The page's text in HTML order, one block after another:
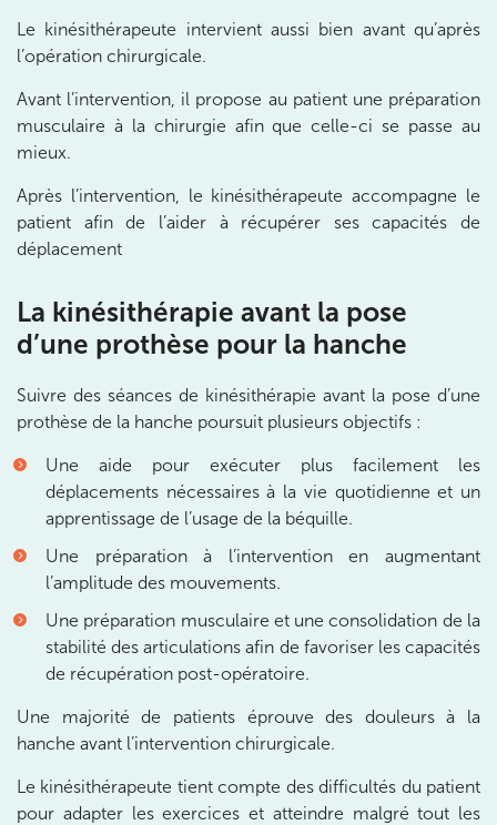
Le kinésithérapeute intervient aussi bien avant qu’après
l’opération chirurgicale.
Avant l’intervention, il propose au patient une préparation
musculaire à la chirurgie afin que celle-ci se passe au
mieux.
Après l’intervention, le kinésithérapeute accompagne le
patient afin de l’aider à récupérer ses capacités de
déplacement
La kinésithérapie avant la pose
d’une prothèse pour la hanche
Suivre des séances de kinésithérapie avant la pose d’une
prothèse de la hanche poursuit plusieurs objectifs :
Une aide pour exécuter plus facilement les
déplacements nécessaires à la vie quotidienne et un
apprentissage de l’usage de la béquille.
Une préparation à l’intervention en augmentant
l’amplitude des mouvements.
Une préparation musculaire et une consolidation de la
stabilité des articulations afin de favoriser les capacités
de récupération post-opératoire.
Une majorité de patients éprouve des douleurs à la
hanche avant l’intervention chirurgicale.
Le kinésithérapeute tient compte des difficultés du patient
pour adapter les exercices et atteindre malgré tout les
IK CHÂTENAY-MALABRY
380 Av. de la Division Leclerc 92290
Châtenay-Malabry
Prenez RDV sur
Prenez RDV sur
IK PARIS 17 – VILLIERS
68 Av. de Villiers 75017 Paris
01 44 90 90 40
Prenez RDV sur
Prenez RDV sur
IK PARIS 8 – SAINT-LAZARE
20 Rue de la Pépinière 75008 Paris
01 55 06 05 07
Prenez RDV sur
PARIS 9 – PETRELLE